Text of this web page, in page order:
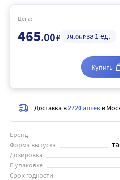
Бренд
Форма выпуска
Дозировка
В упаковке
Срок годности
Цена:
465.00₽ 29.06₽за 1 ед.
Купить
Доставка в2720 аптек в